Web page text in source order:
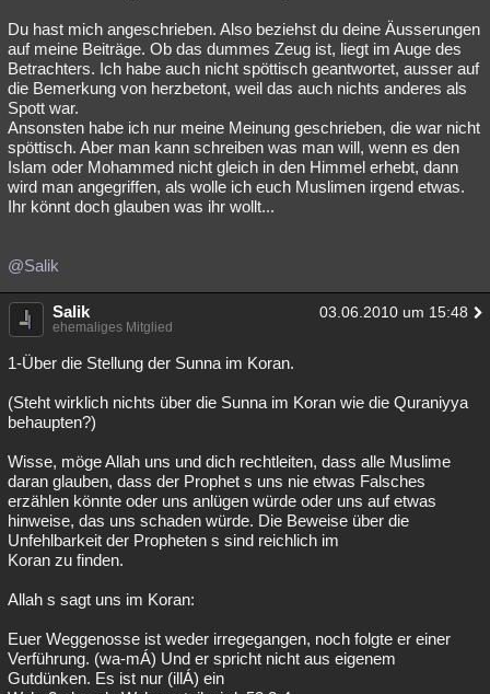
Du hast mich angeschrieben. Also beziehst du deine Äusserungen
auf meine Beiträge. Ob das dummes Zeug ist, liegt im Auge des
Betrachters. Ich habe auch nicht spöttisch geantwortet, ausser auf
die Bemerkung von herzbetont, weil das auch nichts anderes als
Spott war.
Ansonsten habe ich nur meine Meinung geschrieben, die war nicht
spöttisch. Aber man kann schreiben was man will, wenn es den
Islam oder Mohammed nicht gleich in den Himmel erhebt, dann
wird man angegriffen, als wolle ich euch Muslimen irgend etwas.
Ihr könnt doch glauben was ihr wollt...
@Salik
Salik 03.06.2010 um 15:48
ehemaliges Mitglied
1-Über die Stellung der Sunna im Koran.
(Steht wirklich nichts über die Sunna im Koran wie die Quraniyya
behaupten?)
Wisse, möge Allah uns und dich rechtleiten, dass alle Muslime
daran glauben, dass der Prophet s uns nie etwas Falsches
erzählen könnte oder uns anlügen würde oder uns auf etwas
hinweise, das uns schaden würde. Die Beweise über die
Unfehlbarkeit der Propheten s sind reichlich im
Koran zu finden.
Allah s sagt uns im Koran:
Euer Weggenosse ist weder irregegangen, noch folgte er einer
Verführung. (wa-mÁ) Und er spricht nicht aus eigenem
Gutdünken. Es ist nur (illÁ) ein